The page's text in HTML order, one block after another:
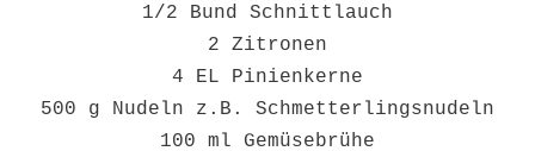
1/2 Bund Schnittlauch
2 Zitronen
4 EL Pinienkerne
500 g Nudeln z.B. Schmetterlingsnudeln
100 ml Gemüsebrühe